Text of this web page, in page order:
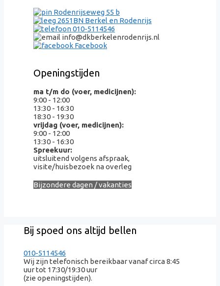
Rodenrijseweg 55 b
2651BN Berkel en Rodenrijs
010-5114546
info@dkberkelenrodenrijs.nl
Facebook
Openingstijden
ma t/m do (voer, medicijnen):
9:00 - 12:00
13:30 - 16:30
18:30 - 19:30
vrijdag (voer, medicijnen):
9:00 - 12:00
13:30 - 16:30
Spreekuur:
uitsluitend volgens afspraak,
visite/huisbezoek na overleg
Bijzondere dagen / vakanties
Bij spoed ons altijd bellen
010-5114546
Wij zijn telefonisch bereikbaar vanaf circa 8:45
uur tot 17:30/19:30 uur
(zie openingstijden).